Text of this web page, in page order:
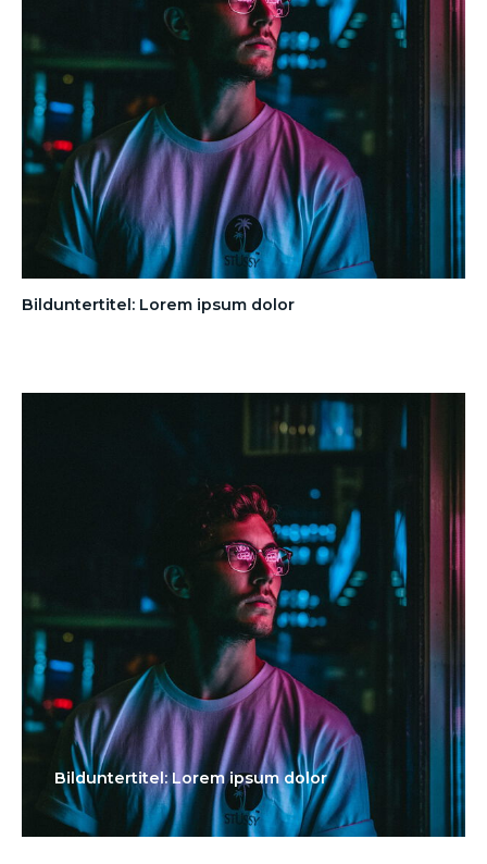
Bilduntertitel: Lorem ipsum dolor
Bilduntertitel: Lorem ipsum dolor